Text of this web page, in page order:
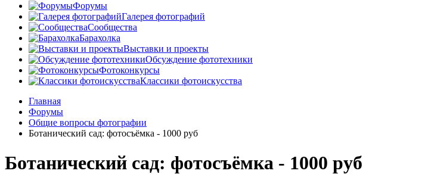
Форумы
Галерея фотографий
Сообщества
Барахолка
Выставки и проекты
Обсуждение фототехники
Фотоконкурсы
Классики фотоискусства
Главная
Форумы
Общие вопросы фотографии
Ботанический сад: фотосъёмка - 1000 руб
Ботанический сад: фотосъёмка - 1000 руб